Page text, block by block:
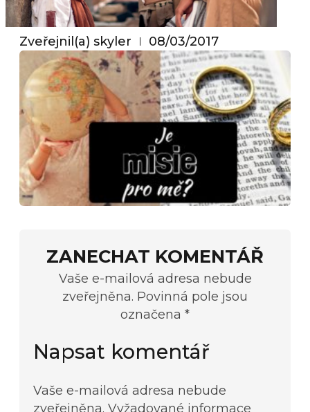
Zveřejnil(a) skyler 08/03/2017
ZANECHAT KOMENTÁŘ
Vaše e-mailová adresa nebude
zveřejněna. Povinná pole jsou
označena *
Napsat komentář
Vaše e-mailová adresa nebude
zveřejněna. Vyžadované informace